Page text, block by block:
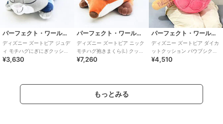
パーフェクト・ワールド・トーキョー
ディズニー ズートピア ジュデ
ィ モチハグにぎにぎクッショ
ン ぬいぐるみ 寝具 Disney
¥3,630
パーフェクト・ワールド・トーキョー
ディズニー ズートピア ニック
モチハグ抱きまくら(L) クッシ
ョン ぬいぐるみ 寝具 Disne
¥7,260
パーフェクト・ワールド・トーキョー
ディズニー ズートピア ダイカ
ットクッション パウプシクル
クッション Disney
¥4,510
もっとみる